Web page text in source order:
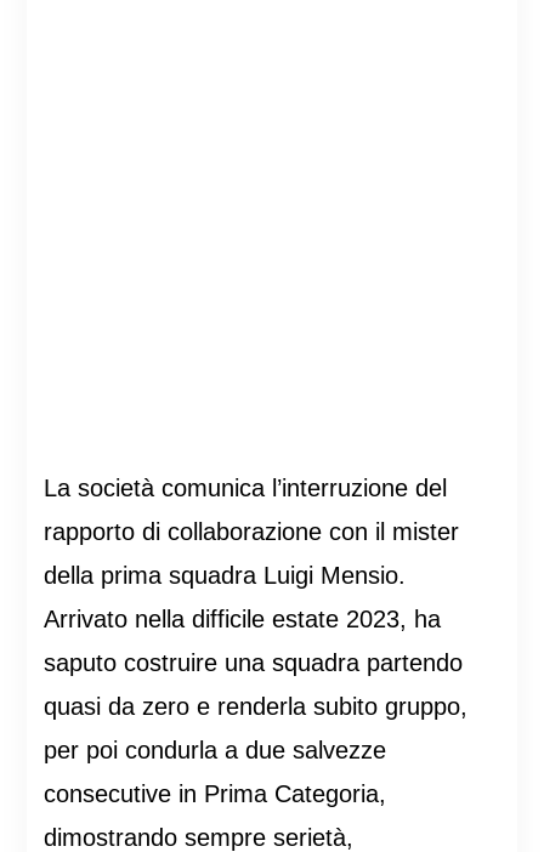
La società comunica l’interruzione del
rapporto di collaborazione con il mister
della prima squadra Luigi Mensio.
Arrivato nella difficile estate 2023, ha
saputo costruire una squadra partendo
quasi da zero e renderla subito gruppo,
per poi condurla a due salvezze
consecutive in Prima Categoria,
dimostrando sempre serietà,